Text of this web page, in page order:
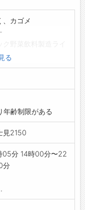
、カゴメ
等の作業
るため、
ある方歓迎します。
能です。
。
細はお問合せ下さ
る
年齢制限がある
見2150
05分 14時00分〜22
分